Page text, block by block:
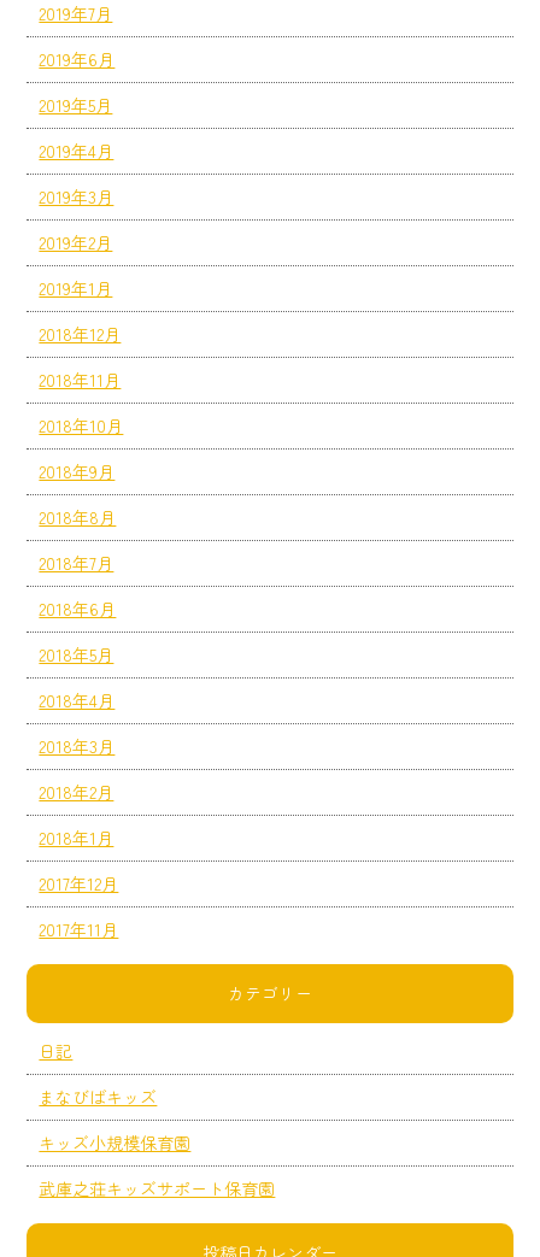
2019年7月
2019年6月
2019年5月
2019年4月
2019年3月
2019年2月
2019年1月
2018年12月
2018年11月
2018年10月
2018年9月
2018年8月
2018年7月
2018年6月
2018年5月
2018年4月
2018年3月
2018年2月
2018年1月
2017年12月
2017年11月
カテゴリー
日記
まなびばキッズ
キッズ小規模保育園
武庫之荘キッズサポート保育園